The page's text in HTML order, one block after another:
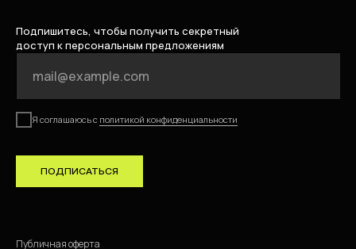
Я соглашаюсь с политикой конфиденциальности
ПОДПИСАТЬСЯ
Подпишитесь, чтобы получить секретный
доступ к персональным предложениям
Публичная оферта